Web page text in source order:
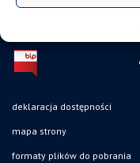
deklaracja dostępności
mapa strony
formaty plików do pobrania